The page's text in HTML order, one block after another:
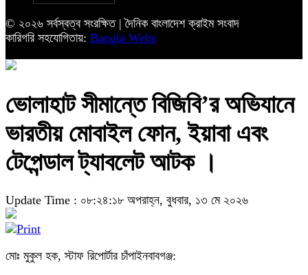
© ২০২৬ সর্বস্বত্ব সংরক্ষিত | দৈনিক বাংলাদেশ ক্রাইম সংবাদ
কারিগরি সহযোগিতায়: Bangla Webs
ভোলাহাট সীমান্তে বিজিবি’র অভিযানে
ভারতীয় মোবাইল ফোন, ইয়াবা এবং
টেপেন্ডাল ট্যাবলেট আটক ।
Update Time : ০৮:২৪:১৮ অপরাহ্ন, বুধবার, ১৩ মে ২০২৬
মোঃ মুকুল হক, স্টাফ রিপোর্টার চাঁপাইনবাবগঞ্জ: